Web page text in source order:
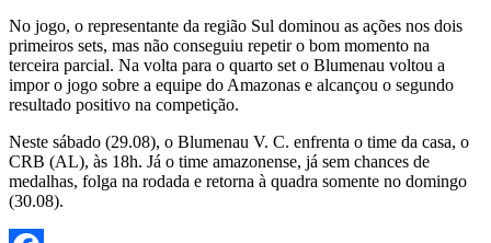
No jogo, o representante da região Sul dominou as ações nos dois
primeiros sets, mas não conseguiu repetir o bom momento na
terceira parcial. Na volta para o quarto set o Blumenau voltou a
impor o jogo sobre a equipe do Amazonas e alcançou o segundo
resultado positivo na competição.
Neste sábado (29.08), o Blumenau V. C. enfrenta o time da casa, o
CRB (AL), às 18h. Já o time amazonense, já sem chances de
medalhas, folga na rodada e retorna à quadra somente no domingo
(30.08).